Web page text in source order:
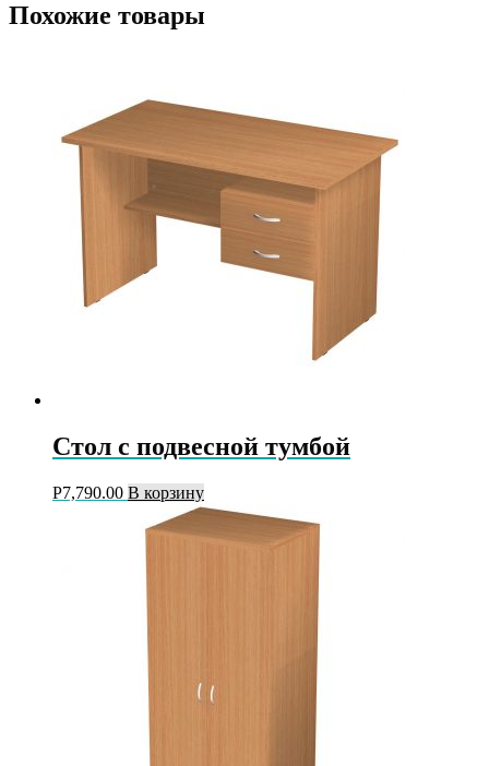
Похожие товары
Стол с подвесной тумбой
Р7,790.00 В корзину